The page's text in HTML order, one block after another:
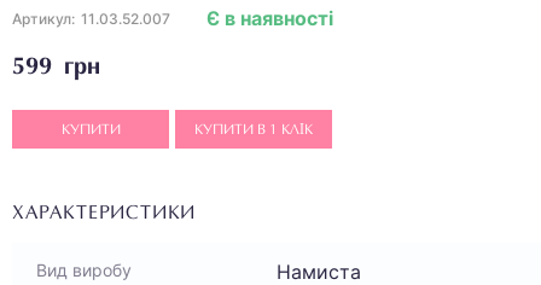
Артикул: 11.03.52.007
599 грн
Є в наявності
КУПИТИ КУПИТИ В 1 КЛІК
ХАРАКТЕРИСТИКИ
Вид виробу Намиста